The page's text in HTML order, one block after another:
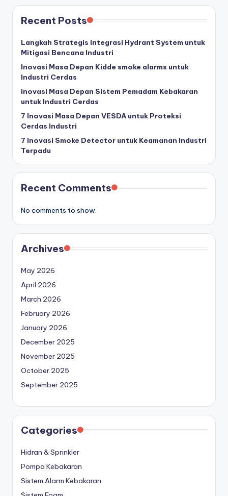
Recent Posts
Langkah Strategis Integrasi Hydrant System untuk
Mitigasi Bencana Industri
Inovasi Masa Depan Kidde smoke alarms untuk
Industri Cerdas
Inovasi Masa Depan Sistem Pemadam Kebakaran
untuk Industri Cerdas
7 Inovasi Masa Depan VESDA untuk Proteksi
Cerdas Industri
7 Inovasi Smoke Detector untuk Keamanan Industri
Terpadu
Recent Comments
No comments to show.
Archives
May 2026
April 2026
March 2026
February 2026
January 2026
December 2025
November 2025
October 2025
September 2025
Categories
Hidran & Sprinkler
Pompa Kebakaran
Sistem Alarm Kebakaran